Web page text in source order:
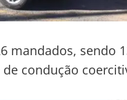
mandados, sendo
de condução